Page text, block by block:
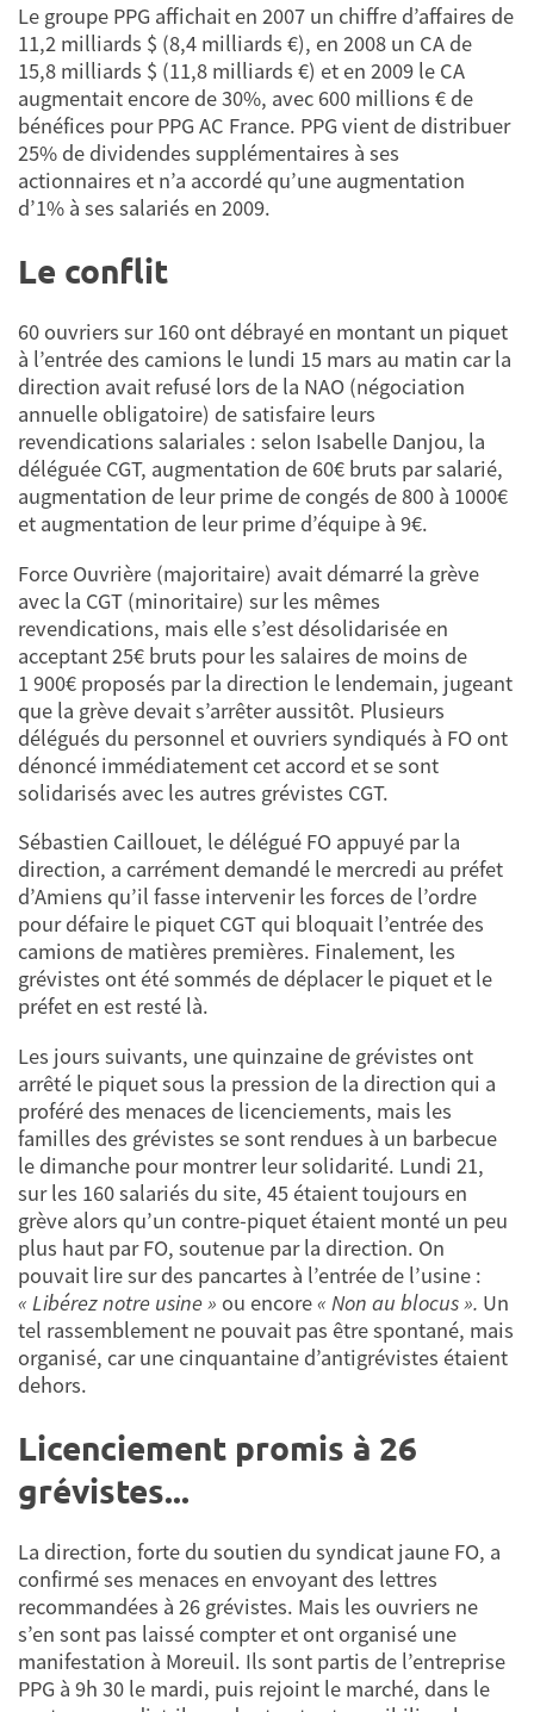
Le groupe PPG affichait en 2007 un chiffre d’affaires de
11,2 milliards $ (8,4 milliards €), en 2008 un CA de
15,8 milliards $ (11,8 milliards €) et en 2009 le CA
augmentait encore de 30%, avec 600 millions € de
bénéfices pour PPG AC France. PPG vient de distribuer
25% de dividendes supplémentaires à ses
actionnaires et n’a accordé qu’une augmentation
d’1% à ses salariés en 2009.
Le conflit
60 ouvriers sur 160 ont débrayé en montant un piquet
à l’entrée des camions le lundi 15 mars au matin car la
direction avait refusé lors de la NAO (négociation
annuelle obligatoire) de satisfaire leurs
revendications salariales : selon Isabelle Danjou, la
déléguée CGT, augmentation de 60€ bruts par salarié,
augmentation de leur prime de congés de 800 à 1000€
et augmentation de leur prime d’équipe à 9€.
Force Ouvrière (majoritaire) avait démarré la grève
avec la CGT (minoritaire) sur les mêmes
revendications, mais elle s’est désolidarisée en
acceptant 25€ bruts pour les salaires de moins de
1 900€ proposés par la direction le lendemain, jugeant
que la grève devait s’arrêter aussitôt. Plusieurs
délégués du personnel et ouvriers syndiqués à FO ont
dénoncé immédiatement cet accord et se sont
solidarisés avec les autres grévistes CGT.
Sébastien Caillouet, le délégué FO appuyé par la
direction, a carrément demandé le mercredi au préfet
d’Amiens qu’il fasse intervenir les forces de l’ordre
pour défaire le piquet CGT qui bloquait l’entrée des
camions de matières premières. Finalement, les
grévistes ont été sommés de déplacer le piquet et le
préfet en est resté là.
Les jours suivants, une quinzaine de grévistes ont
arrêté le piquet sous la pression de la direction qui a
proféré des menaces de licenciements, mais les
familles des grévistes se sont rendues à un barbecue
le dimanche pour montrer leur solidarité. Lundi 21,
sur les 160 salariés du site, 45 étaient toujours en
grève alors qu’un contre-piquet étaient monté un peu
plus haut par FO, soutenue par la direction. On
pouvait lire sur des pancartes à l’entrée de l’usine :
« Libérez notre usine » ou encore« Non au blocus ». Un
tel rassemblement ne pouvait pas être spontané, mais
organisé, car une cinquantaine d’antigrévistes étaient
dehors.
Licenciement promis à 26
grévistes...
La direction, forte du soutien du syndicat jaune FO, a
confirmé ses menaces en envoyant des lettres
recommandées à 26 grévistes. Mais les ouvriers ne
s’en sont pas laissé compter et ont organisé une
manifestation à Moreuil. Ils sont partis de l’entreprise
PPG à 9h 30 le mardi, puis rejoint le marché, dans le